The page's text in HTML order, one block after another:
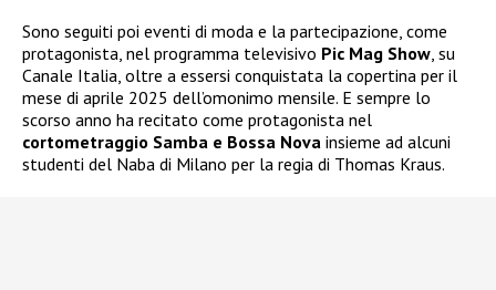
Sono seguiti poi eventi di moda e la partecipazione, come
protagonista, nel programma televisivo Pic Mag Show, su
Canale Italia, oltre a essersi conquistata la copertina per il
mese di aprile 2025 dell’omonimo mensile. E sempre lo
scorso anno ha recitato come protagonista nel
cortometraggio Samba e Bossa Nova insieme ad alcuni
studenti del Naba di Milano per la regia di Thomas Kraus.